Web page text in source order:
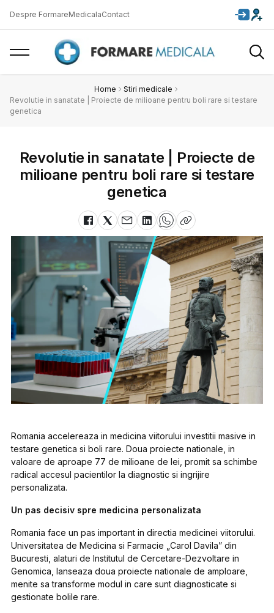
Despre FormareMedicalaContact
Home
Stiri medicale
Revolutie in sanatate | Proiecte de milioane pentru boli rare si testare
genetica
Revolutie in sanatate | Proiecte de
milioane pentru boli rare si testare
genetica
Romania accelereaza in medicina viitorului investitii masive in
testare genetica si boli rare. Doua proiecte nationale, in
valoare de aproape 77 de milioane de lei, promit sa schimbe
radical accesul pacientilor la diagnostic si ingrijire
personalizata.
Un pas decisiv spre medicina personalizata
Romania face un pas important in directia medicinei viitorului.
Universitatea de Medicina si Farmacie „Carol Davila” din
Bucuresti, alaturi de Institutul de Cercetare-Dezvoltare in
Genomica, lanseaza doua proiecte nationale de amploare,
menite sa transforme modul in care sunt diagnosticate si
gestionate bolile rare.